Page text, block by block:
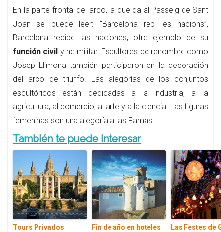
En la parte frontal del arco, la que da al Passeig de Sant
Joan se puede leer: “Barcelona rep les nacions”,
Barcelona recibe las naciones, otro ejemplo de su
función civil y no militar. Escultores de renombre como
Josep Llimona también participaron en la decoración
del arco de triunfo. Las alegorías de los conjuntos
escultóricos están dedicadas a la industria, a la
agricultura, al comercio, al arte y a la ciencia. Las figuras
femeninas son una alegoría a las Famas.
También te puede interesar
Tours Privados
Fin de año en hoteles
Las Festes de